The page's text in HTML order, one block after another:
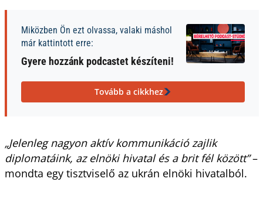
Miközben Ön ezt olvassa, valaki máshol
már kattintott erre:
Gyere hozzánk podcastet készíteni!
Tovább a cikkhez
„Jelenleg nagyon aktív kommunikáció zajlik
diplomatáink, az elnöki hivatal és a brit fél között”–
mondta egy tisztviselő az ukrán elnöki hivatalból.